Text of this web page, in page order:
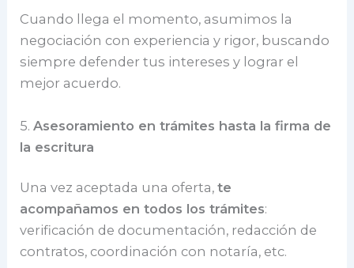
Cuando llega el momento, asumimos la
negociación con experiencia y rigor, buscando
siempre defender tus intereses y lograr el
mejor acuerdo.
5.Asesoramiento en trámites hasta la firma de
la escritura
Una vez aceptada una oferta,te
acompañamos en todos los trámites:
verificación de documentación, redacción de
contratos, coordinación con notaría, etc.